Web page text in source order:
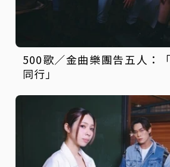
500歌／金曲樂團告五人：
同行」